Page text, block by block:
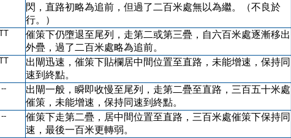
閃，直路初略為追前，但過了二百米處無以為繼。（不良於
行。）
催策下仍墮退至尾列，走第二或第三疊，自六百米處逐漸移出
外疊，過了二百米處略為追前。
出閘迅速，催策下貼欄居中間位置至直路，未能增速，保持同
速到終點。
--
出閘一般，瞬即收慢至尾列，走第二疊至直路，三百五十米處
催策，未能增速，保持同速到終點。
--
催策下走第二疊，居中間位置至直路，三百米處催策下保持同
速，最後一百米更轉弱。